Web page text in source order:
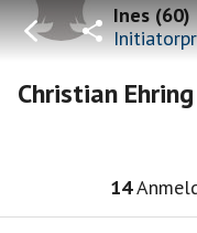
Ines(60)
Christian
14